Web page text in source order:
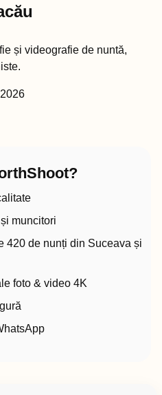
și videografie de nuntă,
muncitori
420 de nunți din Suceava și
foto & video 4K